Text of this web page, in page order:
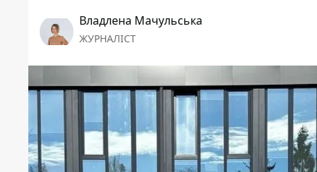
Владлена Мачульська
ЖУРНАЛІСТ